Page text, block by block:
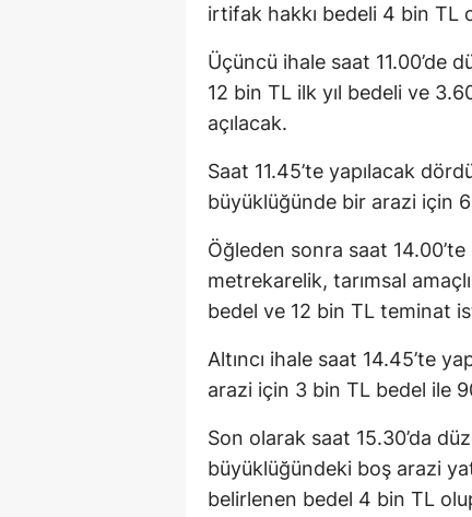
irtifak hakkı bedeli 4 bin TL
Üçüncü ihale saat 11.00’de
12 bin TL ilk yıl bedeli ve
açılacak.
Saat 11.45’te yapılacak
büyüklüğünde bir arazi için
Öğleden sonra saat
metrekarelik, tarımsal
bedel ve 12 bin TL teminat
Altıncı ihale saat 14.45’te
arazi için 3 bin TL bedel ile
Son olarak saat 15.30’da
büyüklüğündeki boş arazi
belirlenen bedel 4 bin TL